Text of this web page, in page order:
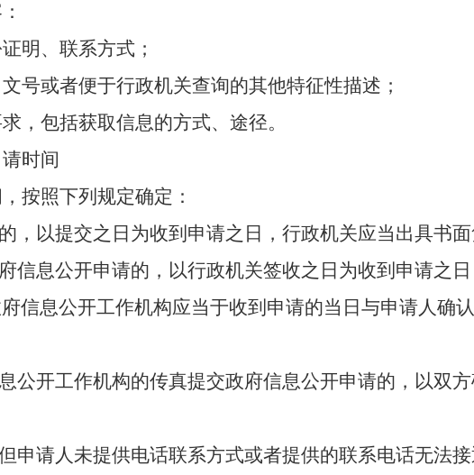
明、联系方式；
号或者便于行政机关查询的其他特征性描述；
，包括获取信息的方式、途径。
时间
按照下列规定确定：
，以提交之日为收到申请之日，行政机关应当出具书面
信息公开申请的，以行政机关签收之日为收到申请之
信息公开工作机构应当于收到申请的当日与申请人确
公开工作机构的传真提交政府信息公开申请的，以双
申请人未提供电话联系方式或者提供的联系电话无法